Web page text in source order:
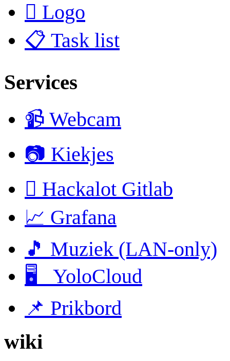
 Logo
📋 Task list
Services
📹 Webcam
📷 Kiekjes
 Hackalot Gitlab
📈 Grafana
🎵 Muziek (LAN-only)
🖥 YoloCloud
📌 Prikbord
wiki